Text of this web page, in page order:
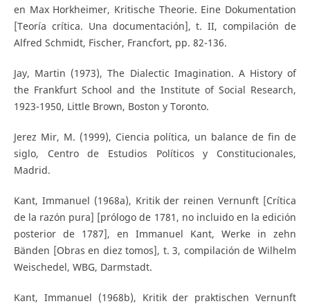
en Max Horkheimer, Kritische Theorie. Eine Dokumentation
[Teoría crítica. Una documentación], t. II, compilación de
Alfred Schmidt, Fischer, Francfort, pp. 82-136.
Jay, Martin (1973), The Dialectic Imagination. A History of
the Frankfurt School and the Institute of Social Research,
1923-1950, Little Brown, Boston y Toronto.
Jerez Mir, M. (1999), Ciencia política, un balance de fin de
siglo, Centro de Estudios Políticos y Constitucionales,
Madrid.
Kant, Immanuel (1968a), Kritik der reinen Vernunft [Crítica
de la razón pura] [prólogo de 1781, no incluido en la edición
posterior de 1787], en Immanuel Kant, Werke in zehn
Bänden [Obras en diez tomos], t. 3, compilación de Wilhelm
Weischedel, WBG, Darmstadt.
Kant, Immanuel (1968b), Kritik der praktischen Vernunft